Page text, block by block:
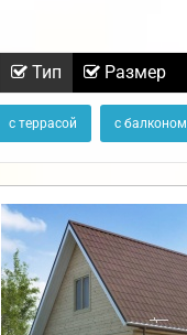
Тип Размер
с террасой с балконом